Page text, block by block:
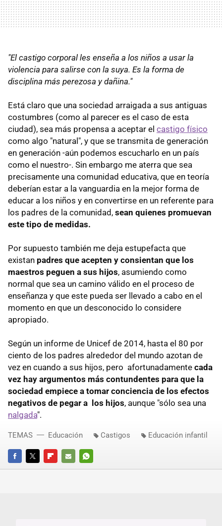
"El castigo corporal les enseña a los niños a usar la
violencia para salirse con la suya. Es la forma de
disciplina más perezosa y dañina."
Está claro que una sociedad arraigada a sus antiguas
costumbres (como al parecer es el caso de esta
ciudad), sea más propensa a aceptar el castigo físico
como algo "natural", y que se transmita de generación
en generación -aún podemos escucharlo en un país
como el nuestro-. Sin embargo me aterra que sea
precisamente una comunidad educativa, que en teoría
deberían estar a la vanguardia en la mejor forma de
educar a los niños y en convertirse en un referente para
los padres de la comunidad, sean quienes promuevan
este tipo de medidas.
Por supuesto también me deja estupefacta que
existan padres que acepten y consientan que los
maestros peguen a sus hijos, asumiendo como
normal que sea un camino válido en el proceso de
enseñanza y que este pueda ser llevado a cabo en el
momento en que un desconocido lo considere
apropiado.
Según un informe de Unicef de 2014, hasta el 80 por
ciento de los padres alrededor del mundo azotan de
vez en cuando a sus hijos, pero afortunadamente cada
vez hay argumentos más contundentes para que la
sociedad empiece a tomar conciencia de los efectos
negativos de pegar a los hijos, aunque "sólo sea una
nalgada".
FACEBOOKTWITTERFLIPBOARD
E-
WHATSAPP
TEMAS Educación Castigos Educación infantil